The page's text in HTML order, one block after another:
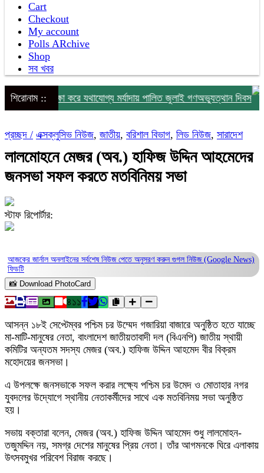
Cart
Checkout
My account
Polls ARchive
Shop
সব খবর
শিরোনাম ::
উপেক্ষা করে যথাযোগ্য মর্যাদায় পালিত জুলাই গণঅভ্যুত্থান দিবস
প্রচ্ছদ / এক্সক্লুসিভ নিউজ, জাতীয়, বরিশাল বিভাগ, লিড নিউজ, সারাদেশ
লালমোহনে মেজর (অব.) হাফিজ উদ্দিন আহমেদের
জনসভা সফল করতে মতবিনিময় সভা
স্টাফ রিপোর্টার:
আজকের জার্নাল অনলাইনের সর্বশেষ নিউজ পেতে অনুসরণ করুন গুগল নিউজ (Google News)
ফিডটি
📸 Download PhotoCard
৪১১
আসন্ন ১৮ই সেপ্টেম্বর পশ্চিম চর উম্মেদ গজারিয়া বাজারে অনুষ্ঠিত হতে যাচ্ছে
মা-মাটি-মানুষের নেতা, বাংলাদেশ জাতীয়তাবাদী দল (বিএনপি) জাতীয় স্থায়ী
কমিটির অন্যতম সদস্য মেজর (অব.) হাফিজ উদ্দিন আহমেদ বীর বিক্রম
মহোদয়ের জনসভা।
এ উপলক্ষে জনসভাকে সফল করার লক্ষ্যে পশ্চিম চর উমেদ ও মোতাহার নগর
যুবদলের উদ্যোগে স্থানীয় নেতাকর্মীদের সাথে এক মতবিনিময় সভা অনুষ্ঠিত
হয়।
সভায় বক্তারা বলেন, মেজর (অব.) হাফিজ উদ্দিন আহমেদ শুধু লালমোহন-
তজুমদ্দিন নয়, সমগ্র দেশের মানুষের প্রিয় নেতা। তাঁর আগমনকে ঘিরে এলাকায়
উৎসবমুখর পরিবেশ বিরাজ করছে।